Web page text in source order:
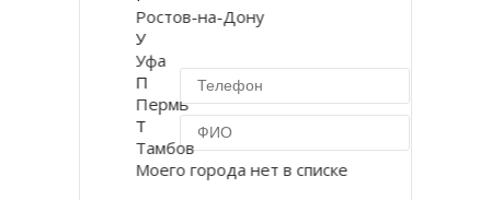
Купить в 1 клик
Ростов-на-Дону
У
Уфа
П
Пермь
Т
Тамбов
Моего города нет в списке